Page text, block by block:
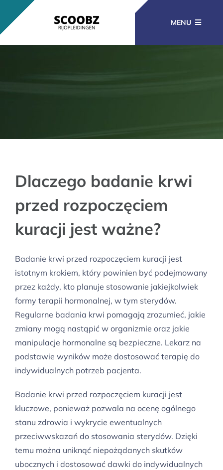
naar
inhoud
MENU
CONTACT
Dlaczego badanie krwi
przed rozpoczęciem
kuracji jest ważne?
Badanie krwi przed rozpoczęciem kuracji jest
istotnym krokiem, który powinien być podejmowany
przez każdy, kto planuje stosowanie jakiejkolwiek
formy terapii hormonalnej, w tym sterydów.
Regularne badania krwi pomagają zrozumieć, jakie
zmiany mogą nastąpić w organizmie oraz jakie
manipulacje hormonalne są bezpieczne. Lekarz na
podstawie wyników może dostosować terapię do
indywidualnych potrzeb pacjenta.
Badanie krwi przed rozpoczęciem kuracji jest
kluczowe, ponieważ pozwala na ocenę ogólnego
stanu zdrowia i wykrycie ewentualnych
przeciwwskazań do stosowania sterydów. Dzięki
temu można uniknąć niepożądanych skutków
ubocznych i dostosować dawki do indywidualnych